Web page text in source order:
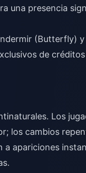
una presencia
(Butterfly)
de
Los
los cambios
apariciones